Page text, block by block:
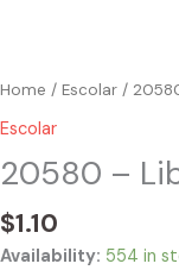
Home / Escolar /
Escolar
20580 –
$1.10
Availability: 554 in